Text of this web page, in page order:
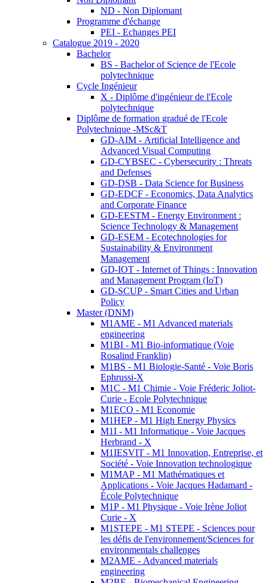
ND - Non Diplomant
Programme d'échange
PEI - Echanges PEI
Catalogue 2019 - 2020
Bachelor
BS - Bachelor of Science de l'Ecole
polytechnique
Cycle Ingénieur
X - Diplôme d'ingénieur de l'Ecole
polytechnique
Diplôme de formation gradué de l'Ecole
Polytechnique -MSc&T
GD-AIM - Artificial Intelligence and
Advanced Visual Computing
GD-CYBSEC - Cybersecurity : Threats
and Defenses
GD-DSB - Data Science for Business
GD-EDCF - Economics, Data Analytics
and Corporate Finance
GD-EESTM - Energy Environment :
Science Technology & Management
GD-ESEM - Ecotechnologies for
Sustainability & Environment
Management
GD-IOT - Internet of Things : Innovation
and Management Program (IoT)
GD-SCUP - Smart Cities and Urban
Policy
Master (DNM)
M1AME - M1 Advanced materials
engineering
M1BI - M1 Bio-informatique (Voie
Rosalind Franklin)
M1BS - M1 Biologie-Santé - Voie Boris
Ephrussi-X
M1C - M1 Chimie - Voie Fréderic Joliot-
Curie - Ecole Polytechnique
M1ECO - M1 Economie
M1HEP - M1 High Energy Physics
M1I - M1 Informatique - Voie Jacques
Herbrand - X
M1IESVIT - M1 Innovation, Entreprise, et
Société - Voie Innovation technologique
M1MAP - M1 Mathématiques et
Applications - Voie Jacques Hadamard -
École Polytechnique
M1P - M1 Physique - Voie Irène Joliot
Curie - X
M1STEPE - M1 STEPE - Sciences pour
les défis de l'environnement/Sciences for
environmentals challenges
M2AME - Advanced materials
engineering